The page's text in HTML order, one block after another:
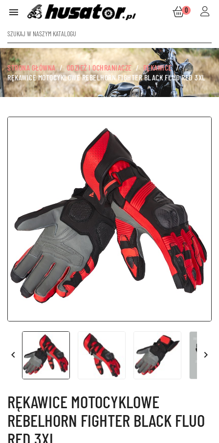
 0
STRONA GŁÓWNA ODZIEŻ I OCHRANIACZE
RĘKAWICE
RĘKAWICE MOTOCYKLOWE REBELHORN FIGHTER BLACK FLUO RED 3XL
 
RĘKAWICE MOTOCYKLOWE
REBELHORN FIGHTER BLACK FLUO
RED 3XL